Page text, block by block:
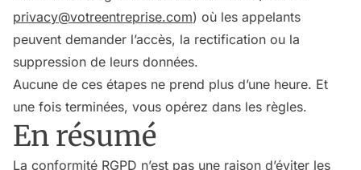
privacy@votreentreprise.com) où les appelants
peuvent demander l’accès, la rectification ou la
suppression de leurs données.
Aucune de ces étapes ne prend plus d’une heure. Et
une fois terminées, vous opérez dans les règles.
En résumé
La conformité RGPD n’est pas une raison d’éviter les